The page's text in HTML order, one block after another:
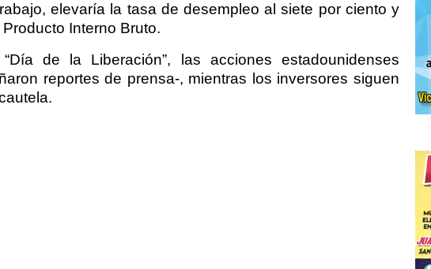
elevaría la tasa de desempleo al siete por ciento y
Interno Bruto.
de la Liberación”, las acciones estadounidenses
reportes de prensa-, mientras los inversores siguen